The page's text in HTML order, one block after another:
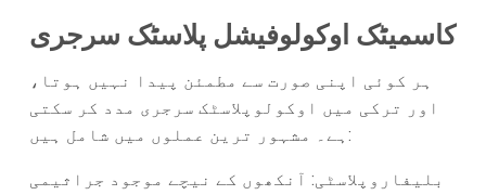
کاسمیٹک اوکولوفیشل پلاسٹک سرجری
ہر کوئی اپنی صورت سے مطمئن پیدا نہیں ہوتا،
اور ترکی میں اوکولوپلاسٹک سرجری مدد کر سکتی
ہے۔ مشہور ترین عملوں میں شامل ہیں:
بلیفاروپلاسٹی: آنکھوں کے نیچے موجود جراثیمی